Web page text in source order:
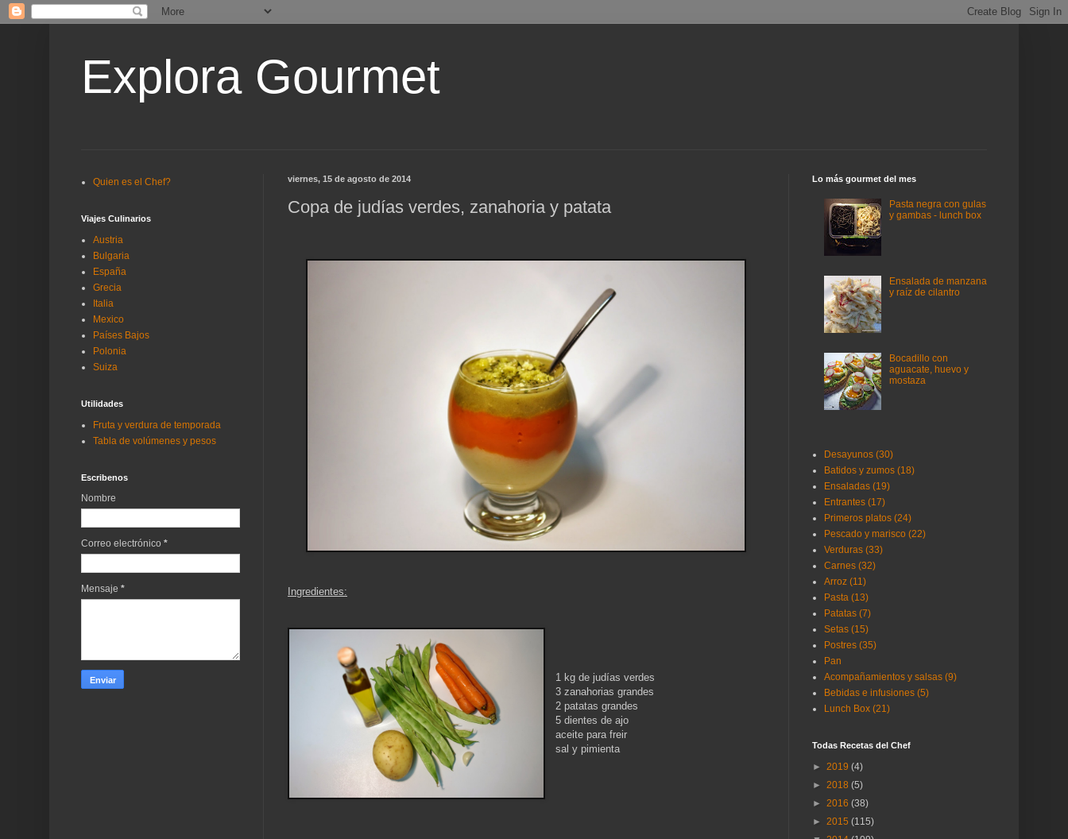
Explora Gourmet
viernes, 15 de agosto de 2014
Copa de judías verdes, zanahoria y patata
Ingredientes:
1 kg de judías verdes
3 zanahorias grandes
2 patatas grandes
5 dientes de ajo
aceite para freir
sal y pimienta
Quien es el Chef?
Viajes Culinarios
Austria
Bulgaria
España
Grecia
Italia
Mexico
Países Bajos
Polonia
Suiza
Utilidades
Fruta y verdura de temporada
Tabla de volúmenes y pesos
Escribenos
Nombre
Correo electrónico *
Mensaje *
Lo más gourmet del mes
Pasta negra con gulas
y gambas - lunch box
Ensalada de manzana
y raíz de cilantro
Bocadillo con
aguacate, huevo y
mostaza
Desayunos (30)
Batidos y zumos (18)
Ensaladas (19)
Entrantes (17)
Primeros platos (24)
Pescado y marisco (22)
Verduras (33)
Carnes (32)
Arroz (11)
Pasta (13)
Patatas (7)
Setas (15)
Postres (35)
Pan
Acompañamientos y salsas (9)
Bebidas e infusiones (5)
Lunch Box (21)
Todas Recetas del Chef
► 2019 (4)
► 2018 (5)
► 2016 (38)
► 2015 (115)